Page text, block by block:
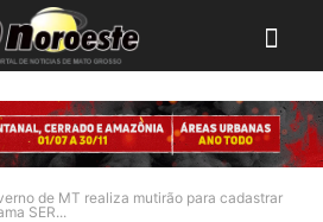
de MT realiza mutirão para cadastrar
SER...